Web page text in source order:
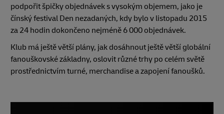
podpořit špičky objednávek s vysokým objemem, jako je
čínský festival Den nezadaných, kdy bylo v listopadu 2015
za 24 hodin dokončeno nejméně 6 000 objednávek.
Klub má ještě větší plány, jak dosáhnout ještě větší globální
fanouškovské základny, oslovit různé trhy po celém světě
prostřednictvím turné, merchandise a zapojení fanoušků.